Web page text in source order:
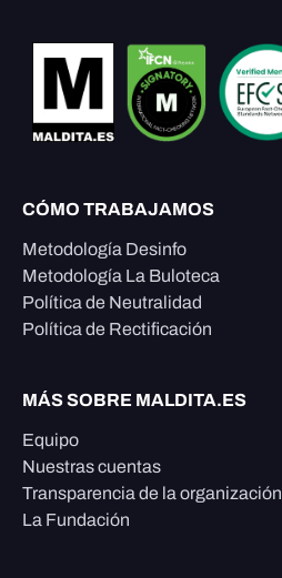
CÓMO TRABAJAMOS
Metodología Desinfo
Metodología La Buloteca
Política de Neutralidad
Política de Rectificación
MÁS SOBRE MALDITA.ES
Equipo
Nuestras cuentas
Transparencia de la organización
La Fundación